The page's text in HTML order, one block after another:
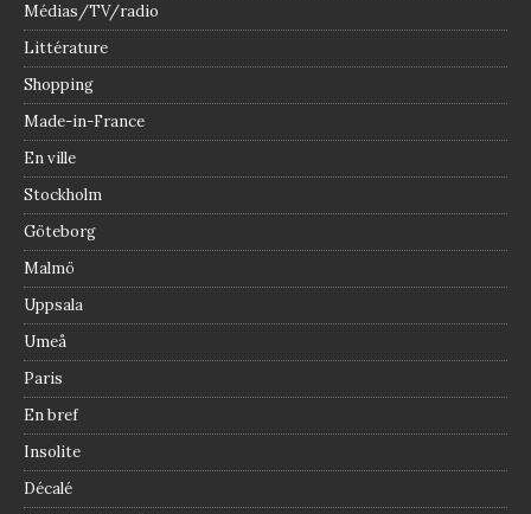
Médias/TV/radio
Littérature
Shopping
Made-in-France
En ville
Stockholm
Göteborg
Malmö
Uppsala
Umeå
Paris
En bref
Insolite
Décalé